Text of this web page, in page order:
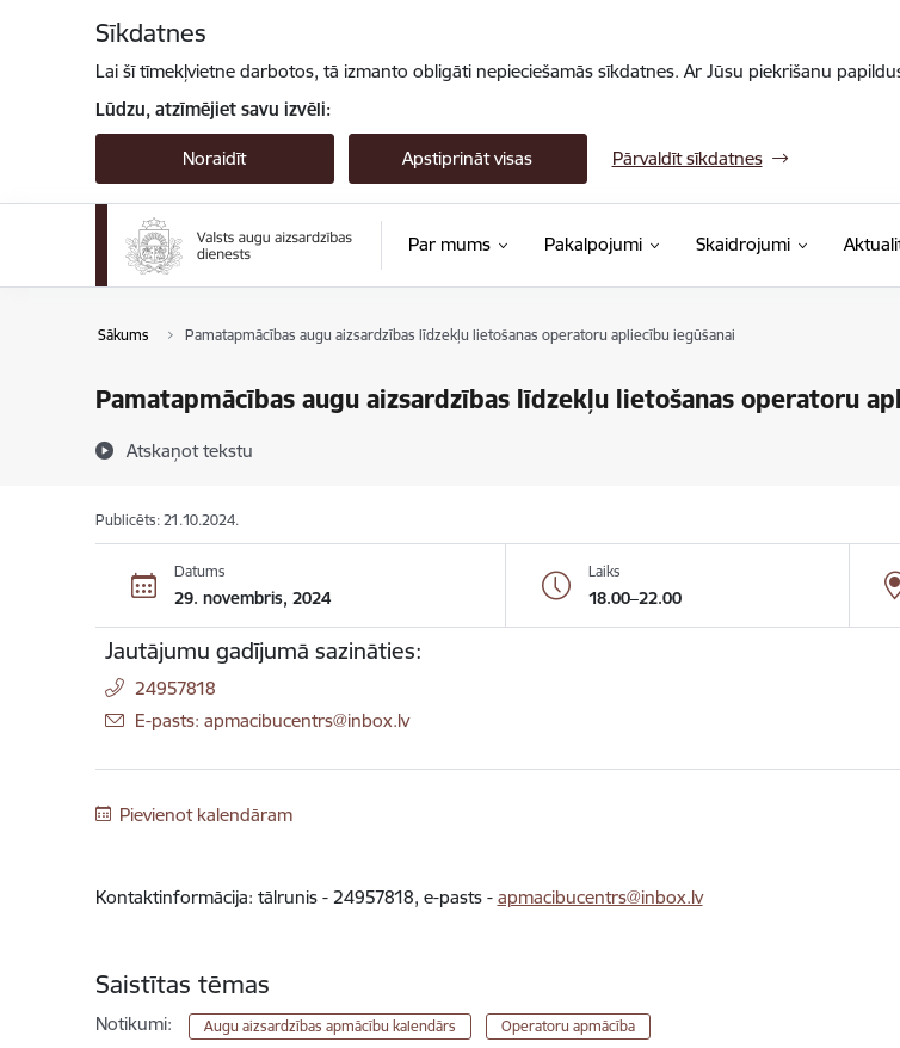
Sīkdatnes
Lai šī tīmekļvietne darbotos, tā izmanto obligāti nepieciešamās sīkdatnes. Ar Jūsu piekrišanu
Lūdzu, atzīmējiet savu izvēli:
Noraidīt Apstiprināt visas Pārvaldīt sīkdatnes
Par mums Pakalpojumi Skaidrojumi
Sākums Pamatapmācības augu aizsardzības līdzekļu lietošanas operatoru apliecību iegūšanai
Pamatapmācības augu aizsardzības līdzekļu lietošanas operatoru
Atskaņot tekstu
Publicēts: 21.10.2024.
Datums
29. novembris, 2024
Laiks
18.00–22.00
Jautājumu gadījumā sazināties:
24957818
E-pasts: apmacibucentrs@inbox.lv
Pievienot kalendāram
Kontaktinformācija: tālrunis - 24957818, e-pasts - apmacibucentrs@inbox.lv
Saistītas tēmas
Notikumi: Augu aizsardzības apmācību kalendārs Operatoru apmācība